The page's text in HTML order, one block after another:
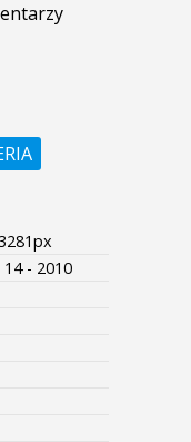
- 2010